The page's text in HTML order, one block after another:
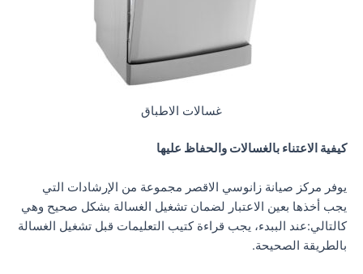
غسالات الاطباق
كيفية الاعتناء بالغسالات والحفاظ عليها
يوفر مركز صيانة زانوسي الاقصر مجموعة من الإرشادات التي
يجب أخذها بعين الاعتبار لضمان تشغيل الغسالة بشكل صحيح وهي
كالتالي:عند الببدء، يجب قراءة كتيب التعليمات قبل تشغيل الغسالة
بالطريقة الصحيحة.